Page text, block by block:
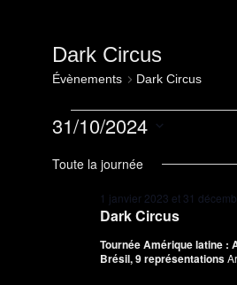
Dark Circus
Évènements Dark Circus
for
2024
31/10/2024
une
date.
Toute la journée
Dark Circus
1 janvier 2023 et 31
Tournée Amérique latine :
Brésil, 9 représentations